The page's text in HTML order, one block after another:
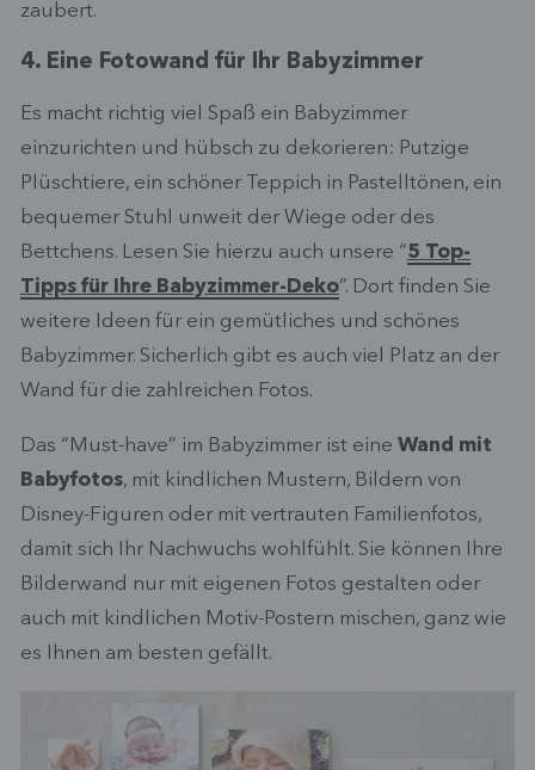
zaubert.
4. Eine Fotowand für Ihr Babyzimmer
Es macht richtig viel Spaß ein Babyzimmer
einzurichten und hübsch zu dekorieren: Putzige
Plüschtiere, ein schöner Teppich in Pastelltönen, ein
bequemer Stuhl unweit der Wiege oder des
Bettchens. Lesen Sie hierzu auch unsere “5 Top-
Tipps für Ihre Babyzimmer-Deko”. Dort finden Sie
weitere Ideen für ein gemütliches und schönes
Babyzimmer. Sicherlich gibt es auch viel Platz an der
Wand für die zahlreichen Fotos.
Das “Must-have” im Babyzimmer ist eine Wand mit
Babyfotos, mit kindlichen Mustern, Bildern von
Disney-Figuren oder mit vertrauten Familienfotos,
damit sich Ihr Nachwuchs wohlfühlt. Sie können Ihre
Bilderwand nur mit eigenen Fotos gestalten oder
auch mit kindlichen Motiv-Postern mischen, ganz wie
es Ihnen am besten gefällt.